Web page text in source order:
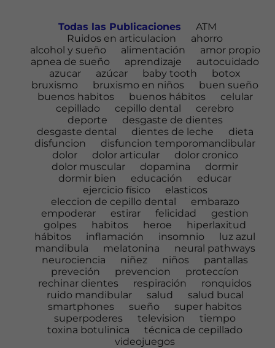
Todas las Publicaciones
ATM
Ruidos en articulacion
ahorro
alcohol y sueño
alimentación
amor propio
apnea de sueño
aprendizaje
autocuidado
azucar
azúcar baby tooth
botox
bruxismo
bruxismo en niños
buen sueño
buenos habitos
buenos hábitos
celular
cepillado
cepillo dental
cerebro
deporte
desgaste de dientes
desgaste dental
dientes de leche
dieta
disfuncion
disfuncion temporomandibular
dolor
dolor articular
dolor cronico
dolor muscular
dopamina
dormir
dormir bien
educación
educar
ejercicio físico
elasticos
eleccion de cepillo dental
embarazo
empoderar
estirar felicidad
gestion
golpes
habitos heroe
hiperlaxitud
hábitos
inflamación insomnio
luz azul
mandibula
melatonina
neural pathways
neurociencia
niñez niños
pantallas
preveción
prevencion
proteccíon
rechinar dientes
respiración
ronquidos
ruido mandibular
salud
salud bucal
smartphones
sueño
super habitos
superpoderes
television
tiempo
toxina botulinica
técnica de cepillado
videojuegos